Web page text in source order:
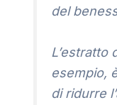
del
L’estratto
esempio,
di ridurre